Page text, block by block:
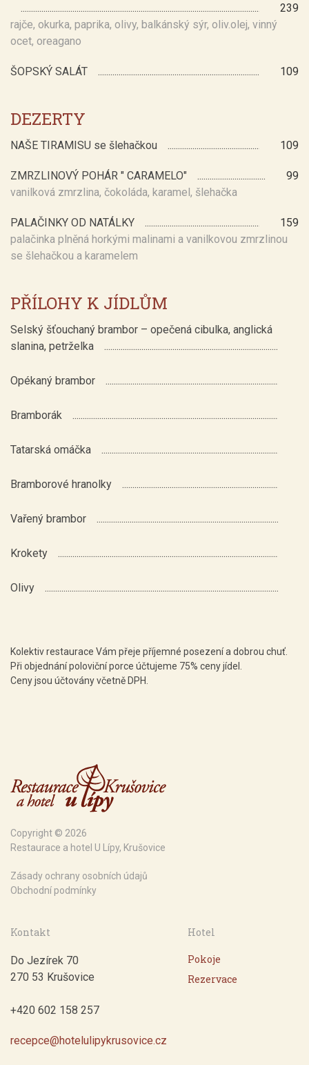
239
rajče, okurka, paprika, olivy, balkánský sýr, oliv.olej, vinný
ocet, oreagano
ŠOPSKÝ SALÁT 109
DEZERTY
NAŠE TIRAMISU se šlehačkou 109
ZMRZLINOVÝ POHÁR " CARAMELO"
99
vanilková zmrzlina, čokoláda, karamel, šlehačka
PALAČINKY OD NATÁLKY
159
palačinka plněná horkými malinami a vanilkovou zmrzlinou
se šlehačkou a karamelem
PŘÍLOHY K JÍDLŮM
Selský šťouchaný brambor – opečená cibulka, anglická
slanina, petrželka
Opékaný brambor
Bramborák
Tatarská omáčka
Bramborové hranolky
Vařený brambor
Krokety
Olivy
Kolektiv restaurace Vám přeje příjemné posezení a dobrou chuť.
Při objednání poloviční porce účtujeme 75% ceny jídel.
Ceny jsou účtovány včetně DPH.
Copyright © 2026
Restaurace a hotel U Lípy, Krušovice
Zásady ochrany osobních údajů
Obchodní podmínky
Kontakt
Do Jezírek 70
270 53 Krušovice
+420 602 158 257
recepce@hotelulipykrusovice.cz
Hotel
Pokoje
Rezervace